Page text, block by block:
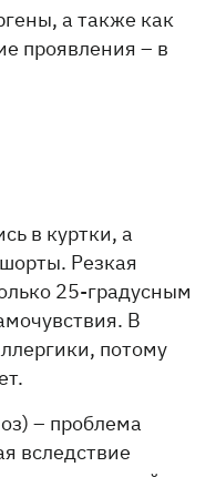
а также как
проявления – в
в куртки, а
Резкая
25-градусным
В
потому
– проблема
вследствие